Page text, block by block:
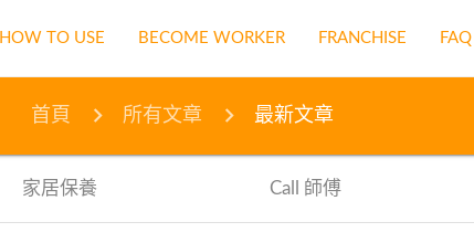
HOW TO USE BECOME WORKER FRANCHISE FAQ
首頁 網誌 最新文章
首頁 所有文章 最新文章
家居保養 Call 師傅